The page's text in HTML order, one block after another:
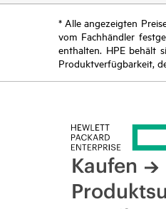
* Alle angezeigten
vom Fachhändler
enthalten. HPE behält
Produktverfügbarkeit,
Kaufen